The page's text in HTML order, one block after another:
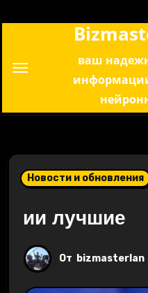
ваш
Новости и обновления
ии лучшие
От bizmasterlan